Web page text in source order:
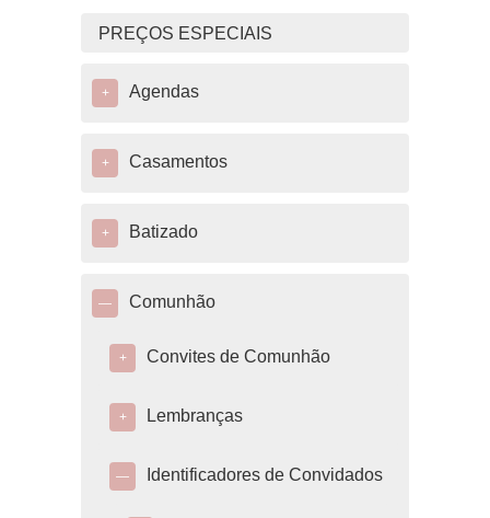
PREÇOS ESPECIAIS
+ Agendas
+ Casamentos
+ Batizado
— Comunhão
+ Convites de Comunhão
+ Lembranças
— Identificadores de Convidados